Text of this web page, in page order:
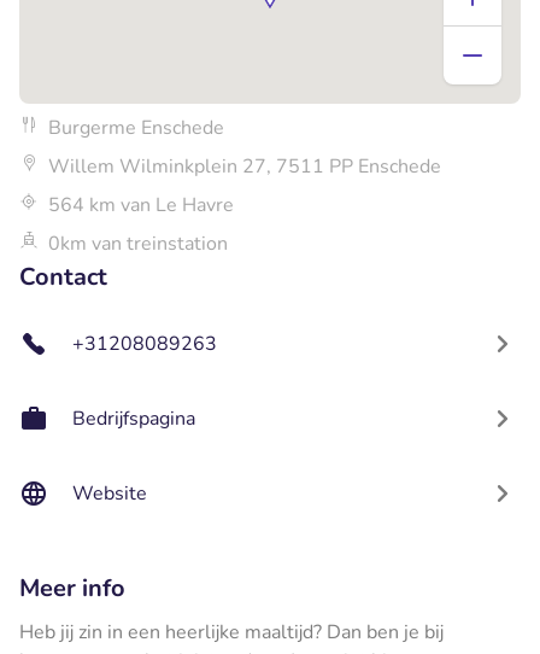
Burgerme Enschede
Willem Wilminkplein 27, 7511 PP Enschede
564 km van Le Havre
0km van treinstation
Contact
+31208089263
Bedrijfspagina
Website
Meer info
Heb jij zin in een heerlijke maaltijd? Dan ben je bij